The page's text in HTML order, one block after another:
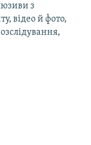
з
відео й фото,